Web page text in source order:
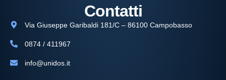
Contatti
Via Giuseppe Garibaldi 181/C – 86100 Campobasso
0874 / 411967
info@unidos.it